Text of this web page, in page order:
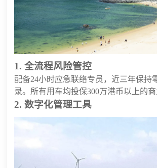
1. 全流程风险管控
配备24小时应急联络专员，近三年保持
录。所有用车均投保300万港币以上的商
2. 数字化管理工具